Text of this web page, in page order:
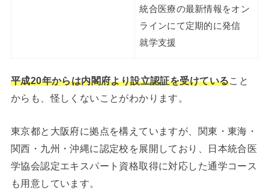
統合医療の最新情報をオン
ラインにて定期的に発信
就学支援
平成20年からは内閣府より設立認証を受けている こと
からも、怪しくないことがわかります。
東京都と大阪府に拠点を構えていますが、関東・東海・
関西・九州・沖縄に認定校を展開しており、日本統合医
学協会認定エキスパート資格取得に対応した通学コース
も用意しています。